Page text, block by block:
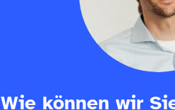
Wie können wir